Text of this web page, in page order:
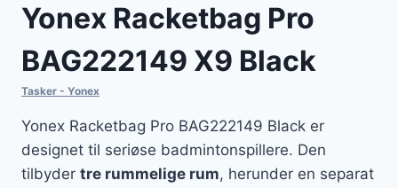
Yonex Racketbag Pro
BAG222149 X9 Black
Tasker - Yonex
Yonex Racketbag Pro BAG222149 Black er
designet til seriøse badmintonspillere. Den
tilbyder tre rummelige rum, herunder en separat